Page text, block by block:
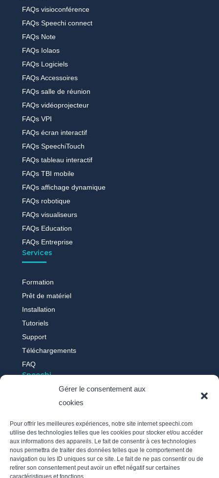
Gérer le consentement aux
cookies
Pour offrir les meilleures expériences, notre site internet speechi.com
utilise des technologies telles que les cookies pour stocker et/ou accéder
aux informations des appareils. Le fait de consentir à ces technologies
nous permettra de traiter des données telles que le comportement de
navigation ou les ID uniques sur ce site. Le fait de ne pas consentir ou de
retirer son consentement peut avoir un effet négatif sur certaines
caractéristiques et fonctions.
FAQs visioconférence
FAQs Speechi connect
FAQs Note
FAQs Iolaos
FAQs Logiciels
FAQs Accessoires
FAQs salle de réunion
FAQs vidéoprojecteur
FAQs VPI
FAQs écran interactif
FAQs SpeechiTouch
FAQs tableau interactif
FAQs TBI mobile
FAQs affichage dynamique
FAQs robotique
FAQs visualiseurs
FAQs Education
FAQs Entreprise
Services
Formation
Prêt de matériel
Installation
Tutoriels
Support
Téléchargements
FAQ
Speechi
Qui sommes-nous ?
Témoignages
Recrutement
Politique des cookies
Mentions légales